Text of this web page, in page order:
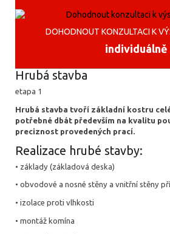
DOHODNOUT KONZULTACI K
individuálně
Hrubá stavba
etapa 1
Hrubá stavba tvoří základní kostru
potřebné dbát především na kvalitu
preciznost provedených prací.
Realizace hrubé stavby:
• základy (základová deska)
• obvodové a nosné stěny a vnitřní stěny
• izolace proti vlhkosti
• montáž komína